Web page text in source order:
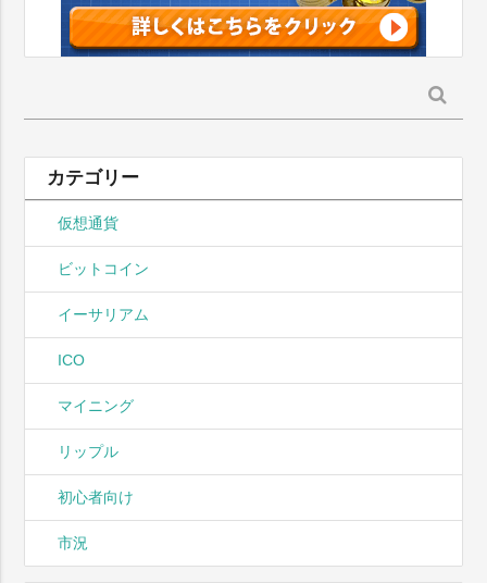
索:
カテゴリー
仮想通貨
ビットコイン
イーサリアム
ICO
マイニング
リップル
初心者向け
市況